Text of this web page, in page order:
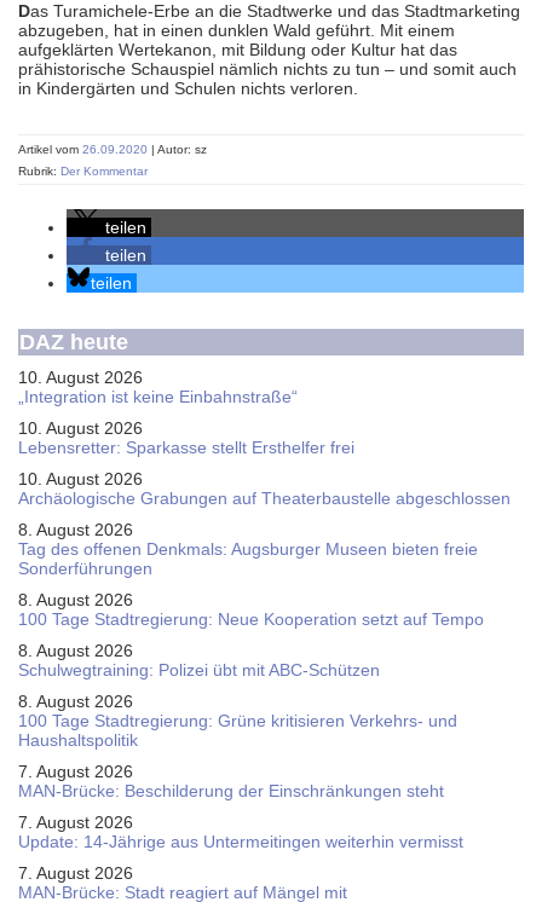
Das Turamichele-Erbe an die Stadtwerke und das Stadtmarketing
abzugeben, hat in einen dunklen Wald geführt. Mit einem
aufgeklärten Wertekanon, mit Bildung oder Kultur hat das
prähistorische Schauspiel nämlich nichts zu tun – und somit auch
in Kindergärten und Schulen nichts verloren.
Artikel vom 26.09.2020 | Autor: sz
Rubrik: Der Kommentar
teilen
teilen
teilen
DAZ heute
10. August 2026
„Integration ist keine Einbahnstraße“
10. August 2026
Le­bens­ret­ter: Spar­kas­se stellt Erst­hel­fer frei
10. August 2026
Ar­chäo­lo­gi­sche Gra­bun­gen auf Thea­ter­bau­stel­le ab­ge­schlos­sen
8. August 2026
Tag des offenen Denkmals: Augsburger Museen bieten freie
Sonderführungen
8. August 2026
100 Tage Stadtregierung: Neue Kooperation setzt auf Tempo
8. August 2026
Schul­weg­trai­ning: Poli­zei übt mit ABC-Schüt­zen
8. August 2026
100 Tage Stadtregierung: Grüne kritisieren Verkehrs- und
Haushaltspolitik
7. August 2026
MAN-Brücke: Beschilderung der Einschränkungen steht
7. August 2026
Update: 14-Jährige aus Untermeitingen weiterhin vermisst
7. August 2026
MAN-Brücke: Stadt reagiert auf Mängel mit